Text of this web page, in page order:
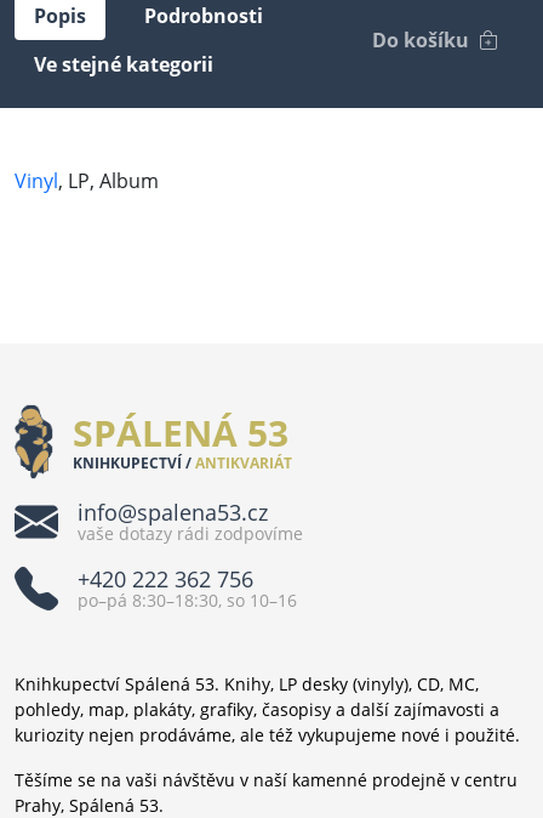
Popis
Podrobnosti
Ve stejné kategorii
Do košíku
Vinyl, LP, Album
SPÁLENÁ 53
KNIHKUPECTVÍ /ANTIKVARIÁT
info@spalena53.cz
vaše dotazy rádi zodpovíme
+420 222 362 756
po–pá 8:30–18:30, so 10–16
Knihkupectví Spálená 53. Knihy, LP desky (vinyly), CD, MC,
pohledy, map, plakáty, grafiky, časopisy a další zajímavosti a
kuriozity nejen prodáváme, ale též vykupujeme nové i použité.
Těšíme se na vaši návštěvu v naší kamenné prodejně v centru
Prahy, Spálená 53.